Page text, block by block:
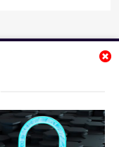
noticias
, seguridad
que registrarte